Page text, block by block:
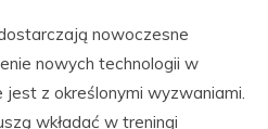
nowoczesne
nowych technologii w
z określonymi wyzwaniami.
wkładać w treningi